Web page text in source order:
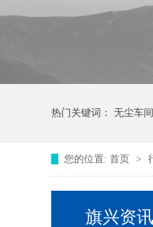
热门关键词： 无尘车间
您的位置: 首页 >
旗兴资